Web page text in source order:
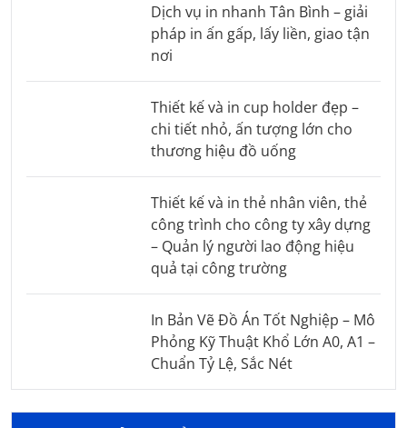
Dịch vụ in nhanh Tân Bình – giải
pháp in ấn gấp, lấy liền, giao tận
nơi
Thiết kế và in cup holder đẹp –
chi tiết nhỏ, ấn tượng lớn cho
thương hiệu đồ uống
Thiết kế và in thẻ nhân viên, thẻ
công trình cho công ty xây dựng
– Quản lý người lao động hiệu
quả tại công trường
In Bản Vẽ Đồ Án Tốt Nghiệp – Mô
Phỏng Kỹ Thuật Khổ Lớn A0, A1 –
Chuẩn Tỷ Lệ, Sắc Nét